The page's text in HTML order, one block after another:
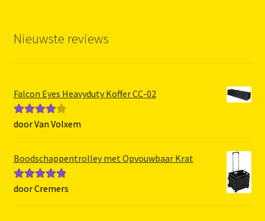
Nieuwste reviews
Falcon Eyes Heavyduty Koffer CC-02
Gewaarde
door Van Volxem
Boodschappentrolley met Opvouwbaar Krat
Gewaardeerd
door Cremers